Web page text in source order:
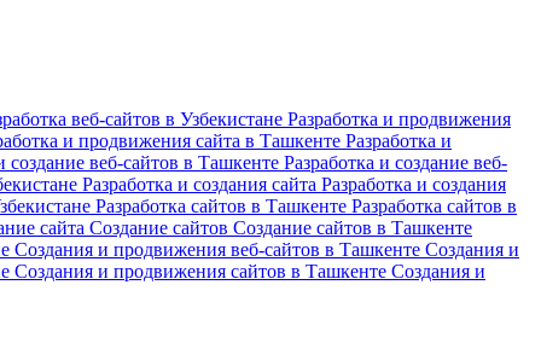
веб-сайтов в Узбекистане Разработка и продвижения
и продвижения сайта в Ташкенте Разработка и
создание веб-сайтов в Ташкенте Разработка и создание веб-
Разработка и создания сайта Разработка и создания
Разработка сайтов в Ташкенте Разработка сайтов в
сайта Создание сайтов Создание сайтов в Ташкенте
Создания и продвижения веб-сайтов в Ташкенте Создания и
Создания и продвижения сайтов в Ташкенте Создания и